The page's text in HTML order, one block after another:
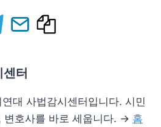
터
대 사법감시센터입니다. 시민
변호사를 바로 세웁니다. → 홈